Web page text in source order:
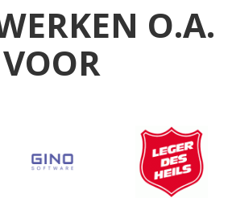
O.A.
VOOR